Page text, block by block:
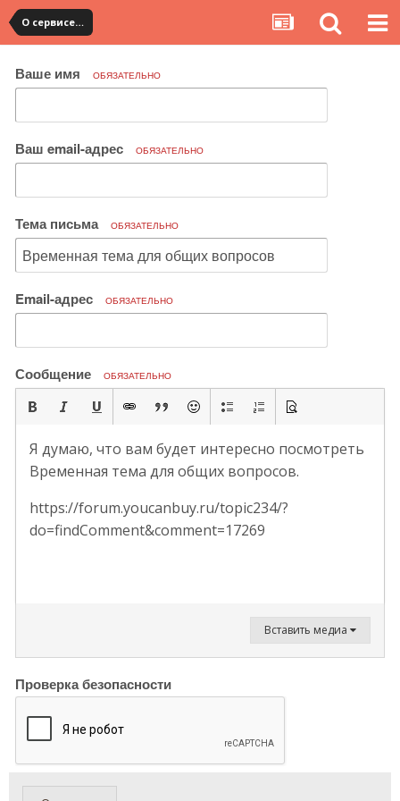
О сервисе, сайте и форуме
Ваше имя ОБЯЗАТЕЛЬНО
Ваш email-адрес ОБЯЗАТЕЛЬНО
Тема письма ОБЯЗАТЕЛЬНО
Email-адрес ОБЯЗАТЕЛЬНО
Сообщение ОБЯЗАТЕЛЬНО
Я думаю, что вам будет интересно посмотреть
Временная тема для общих вопросов.
https://forum.youcanbuy.ru/topic234/?
do=findComment&comment=17269
Вставить медиа
Проверка безопасности